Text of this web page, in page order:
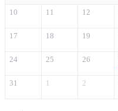
10 11 12
17 18 19
24 25 26
31 1 2